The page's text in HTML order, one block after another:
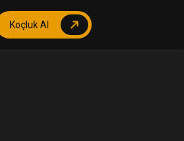
Koçluk Al